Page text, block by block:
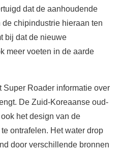
dat de aanhoudende
chipindustrie hieraan ten
bij dat de nieuwe
meer voeten in de aarde
Super Roader informatie over
De Zuid-Koreaanse oud-
het design van de
te ontrafelen. Het water drop
door verschillende bronnen